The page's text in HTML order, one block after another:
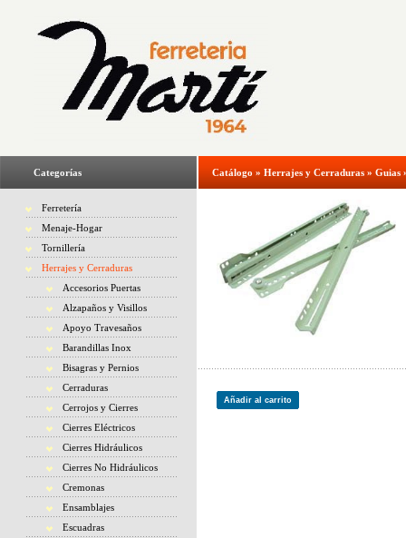
Categorías
Ferretería
Menaje-Hogar
Tornillería
Herrajes y Cerraduras
Accesorios Puertas
Alzapaños y Visillos
Apoyo Travesaños
Barandillas Inox
Bisagras y Pernios
Cerraduras
Cerrojos y Cierres
Cierres Eléctricos
Cierres Hidráulicos
Cierres No Hidráulicos
Cremonas
Ensamblajes
Escuadras
Catálogo » Herrajes y Cerraduras » Guias
Añadir al carrito